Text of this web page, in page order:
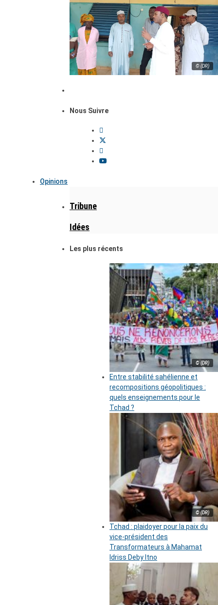
© (DR)
Nous Suivre
Opinions
Tribune
Idées
Les plus récents
© (DR)
Entre stabilité sahélienne et
recompositions géopolitiques :
quels enseignements pour le
Tchad ?
© (DR)
Tchad : plaidoyer pour la paix du
vice-président des
Transformateurs à Mahamat
Idriss Deby Itno